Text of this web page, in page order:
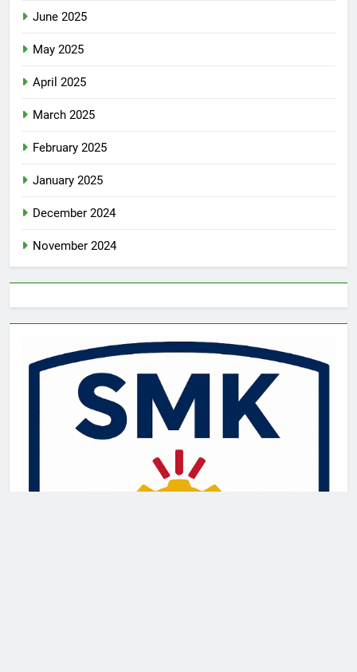
June 2025
May 2025
April 2025
March 2025
February 2025
January 2025
December 2024
November 2024